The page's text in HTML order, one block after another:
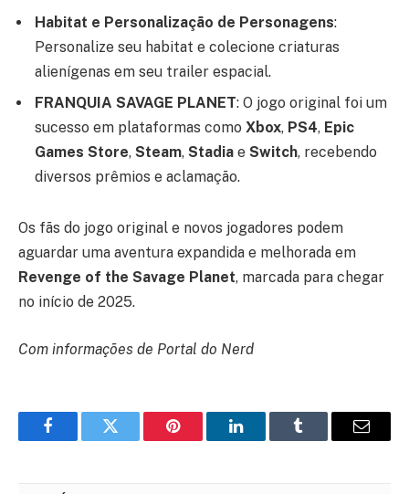
Habitat e Personalização de Personagens:
Personalize seu habitat e colecione criaturas
alienígenas em seu trailer espacial.
FRANQUIA SAVAGE PLANET: O jogo original foi um
sucesso em plataformas como Xbox, PS4, Epic
Games Store, Steam, Stadia e Switch, recebendo
diversos prêmios e aclamação.
Os fãs do jogo original e novos jogadores podem
aguardar uma aventura expandida e melhorada em
Revenge of the Savage Planet, marcada para chegar
no início de 2025.
Com informações de Portal do Nerd
FacebookTwitter Pinterest LinkedInTumblr Email